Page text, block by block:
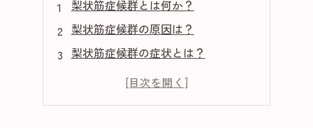
梨状筋症候群とは何か？
梨状筋症候群の原因は？
梨状筋症候群の症状とは？
梨状筋症候群の予防法はある？